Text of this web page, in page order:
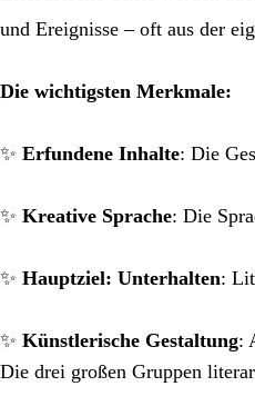
und Ereignisse – oft aus der
Die wichtigsten Merkmale:
✨ Erfundene Inhalte: Die
✨ Kreative Sprache: Die
✨ Hauptziel: Unterhalten:
✨ Künstlerische Gestaltung:
Die drei großen Gruppen